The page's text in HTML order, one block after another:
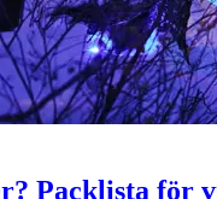
Packlista för